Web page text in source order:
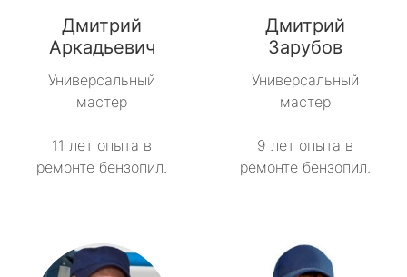
Дмитрий
Аркадьевич
Универсальный
мастер
11 лет опыта в
ремонте бензопил.
Дмитрий
Зарубов
Универсальный
мастер
9 лет опыта в
ремонте бензопил.